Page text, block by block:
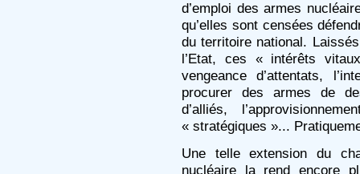
d’emploi des armes
qu’elles sont censées
du territoire national.
l’Etat, ces « intérêts
vengeance d’attentats,
procurer des armes de
d’alliés,
« stratégiques »...
Une telle extension du
nucléaire la rend encore